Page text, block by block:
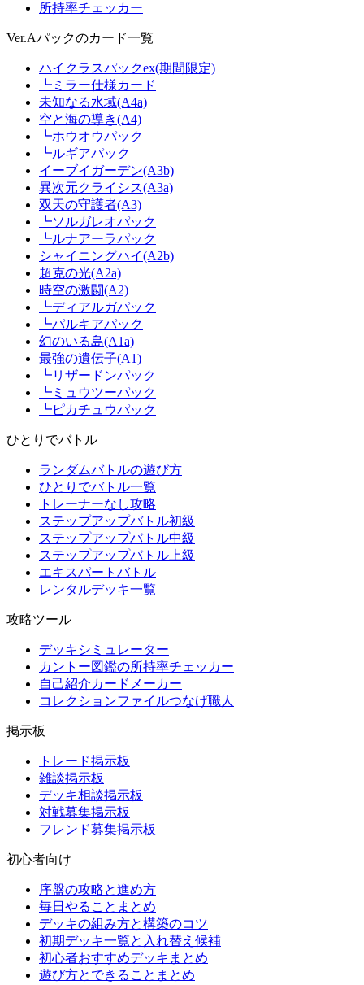
所持率チェッカー
Ver.Aパックのカード一覧
ハイクラスパックex(期間限定)
┗ミラー仕様カード
未知なる水域(A4a)
空と海の導き(A4)
┗ホウオウパック
┗ルギアパック
イーブイガーデン(A3b)
異次元クライシス(A3a)
双天の守護者(A3)
┗ソルガレオパック
┗ルナアーラパック
シャイニングハイ(A2b)
超克の光(A2a)
時空の激闘(A2)
┗ディアルガパック
┗パルキアパック
幻のいる島(A1a)
最強の遺伝子(A1)
┗リザードンパック
┗ミュウツーパック
┗ピカチュウパック
ひとりでバトル
ランダムバトルの遊び方
ひとりでバトル一覧
トレーナーなし攻略
ステップアップバトル初級
ステップアップバトル中級
ステップアップバトル上級
エキスパートバトル
レンタルデッキ一覧
攻略ツール
デッキシミュレーター
カントー図鑑の所持率チェッカー
自己紹介カードメーカー
コレクションファイルつなげ職人
掲示板
トレード掲示板
雑談掲示板
デッキ相談掲示板
対戦募集掲示板
フレンド募集掲示板
初心者向け
序盤の攻略と進め方
毎日やることまとめ
デッキの組み方と構築のコツ
初期デッキ一覧と入れ替え候補
初心者おすすめデッキまとめ
遊び方とできることまとめ